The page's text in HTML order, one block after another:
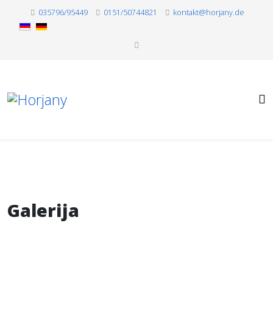
035796/95449 0151/50744821 kontakt@horjany.de
Galerija